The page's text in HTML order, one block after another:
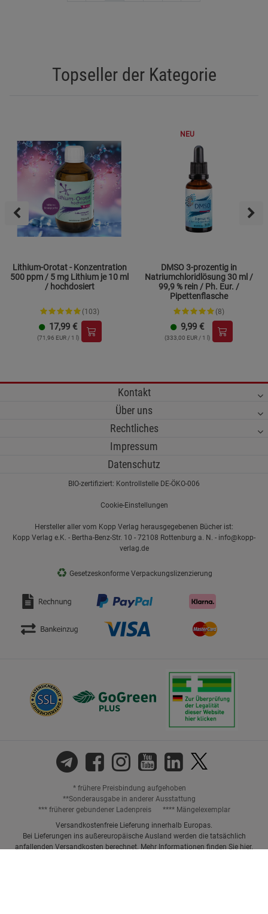
Topseller der Kategorie
Lithium-Orotat - Konzentration
500 ppm / 5 mg Lithium je 10 ml
/ hochdosiert
(103)
17,99 €
(71,96 EUR / 1 l)
NEU
DMSO 3-prozentig in
Natriumchloridlösung 30 ml /
99,9 % rein / Ph. Eur. /
Pipettenflasche
(8)
9,99 €
(333,00 EUR / 1 l)
Kontakt
Über uns
Rechtliches
Impressum
Datenschutz
BIO-zertifiziert: Kontrollstelle DE-ÖKO-006
Cookie-Einstellungen
Hersteller aller vom Kopp Verlag herausgegebenen Bücher ist:
Kopp Verlag e.K. - Bertha-Benz-Str. 10 - 72108 Rottenburg a. N. - info@kopp-
verlag.de
♻ Gesetzeskonforme Verpackungslizenzierung
* frühere Preisbindung aufgehoben
**Sonderausgabe in anderer Ausstattung
*** früherer gebundener Ladenpreis
**** Mängelexemplar
Versandkostenfreie Lieferung innerhalb Europas.
Bei Lieferungen ins außereuropäische Ausland werden die tatsächlich
anfallenden Versandkosten berechnet. Mehr Informationen finden Sie hier.